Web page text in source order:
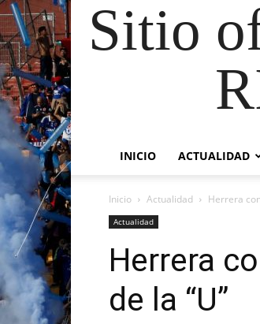
Sitio
INICIO ACTUALIDAD
Inicio Actualidad Herrera
Actualidad
Herrera
de la “U”